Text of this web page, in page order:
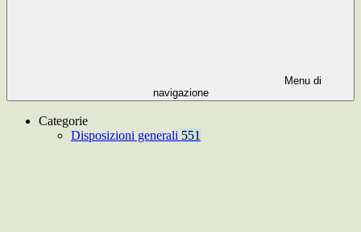
Menu di
navigazione
Categorie
Disposizioni generali 551